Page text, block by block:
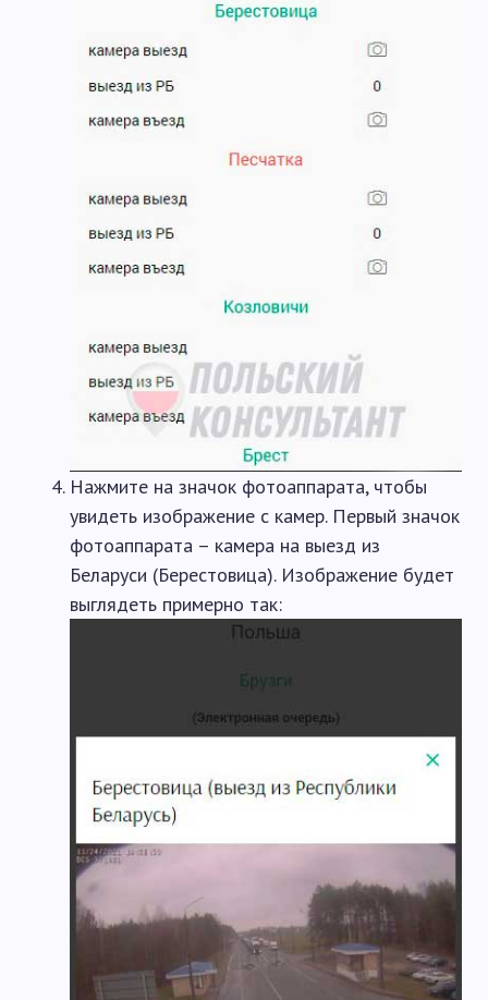
Нажмите на значок фотоаппарата, чтобы
увидеть изображение с камер. Первый значок
фотоаппарата – камера на выезд из
Беларуси (Берестовица). Изображение будет
выглядеть примерно так: